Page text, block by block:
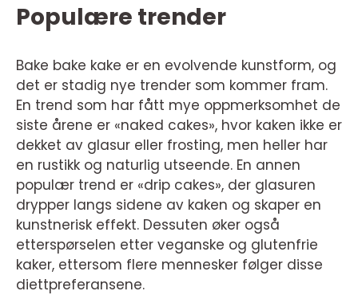
Populære trender
Bake bake kake er en evolvende kunstform, og
det er stadig nye trender som kommer fram.
En trend som har fått mye oppmerksomhet de
siste årene er «naked cakes», hvor kaken ikke er
dekket av glasur eller frosting, men heller har
en rustikk og naturlig utseende. En annen
populær trend er «drip cakes», der glasuren
drypper langs sidene av kaken og skaper en
kunstnerisk effekt. Dessuten øker også
etterspørselen etter veganske og glutenfrie
kaker, ettersom flere mennesker følger disse
diettpreferansene.